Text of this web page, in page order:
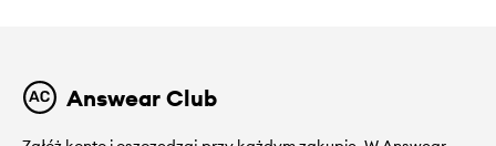
Answear Club